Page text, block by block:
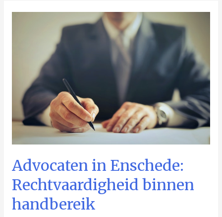
Advocaten in Enschede:
Rechtvaardigheid binnen
handbereik